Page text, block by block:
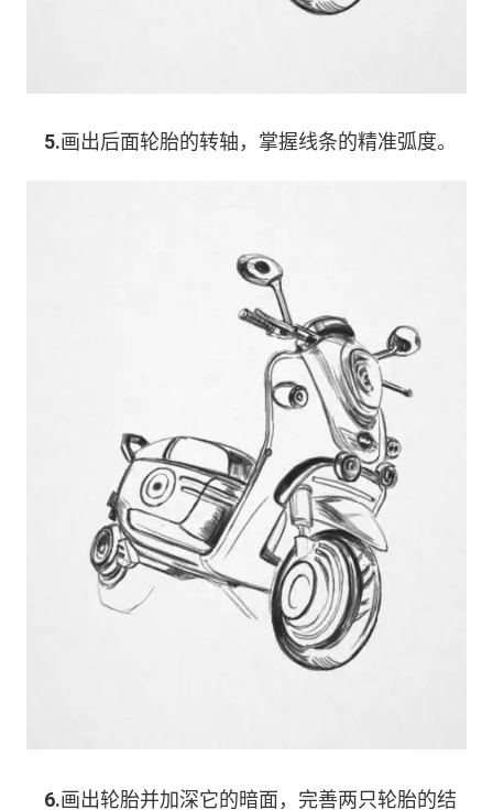
5.画出后面轮胎的转轴，掌握线条的精准弧度。
6.画出轮胎并加深它的暗面，完善两只轮胎的结